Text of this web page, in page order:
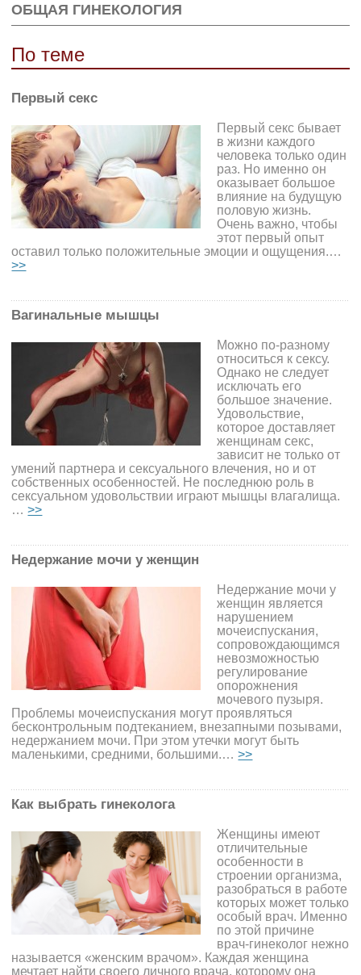
ОБЩАЯ ГИНЕКОЛОГИЯ
По теме
Первый секс
Первый секс бывает
в жизни каждого
человека только один
раз. Но именно он
оказывает большое
влияние на будущую
половую жизнь.
Очень важно, чтобы
этот первый опыт
оставил только положительные эмоции и ощущения.…
>>
Вагинальные мышцы
Можно по-разному
относиться к сексу.
Однако не следует
исключать его
большое значение.
Удовольствие,
которое доставляет
женщинам секс,
зависит не только от
умений партнера и сексуального влечения, но и от
собственных особенностей. Не последнюю роль в
сексуальном удовольствии играют мышцы влагалища.
…>>
Недержание мочи у женщин
Недержание мочи у
женщин является
нарушением
мочеиспускания,
сопровождающимся
невозможностью
регулирование
опорожнения
мочевого пузыря.
Проблемы мочеиспускания могут проявляться
бесконтрольным подтеканием, внезапными позывами,
недержанием мочи. При этом утечки могут быть
маленькими, средними, большими.…>>
Как выбрать гинеколога
Женщины имеют
отличительные
особенности в
строении организма,
разобраться в работе
которых может только
особый врач. Именно
по этой причине
врач-гинеколог нежно
называется «женским врачом». Каждая женщина
мечтает найти своего личного врача, которому она